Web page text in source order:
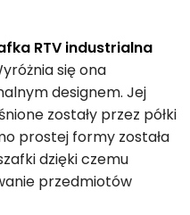
RTV industrialna
się ona
designem. Jej
zostały przez półki
prostej formy została
dzięki czemu
przedmiotów